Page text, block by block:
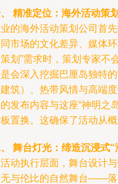
精准定位：海外活动策
的海外活动策划公司首
市场的文化差异、媒体
划”需求时，策划专家不
会深入挖掘巴厘岛独特
筑）、热带风情与高端
发布内容与这座“神明之
置换。这确保了活动从
舞台灯光：缔造沉浸式
动执行层面，舞台设计
与伦比的自然舞台——落